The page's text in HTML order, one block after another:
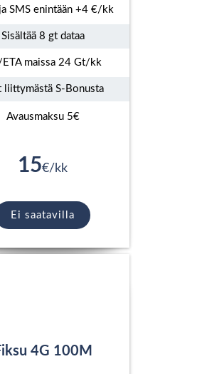
SMS enintään +4 €/kk
Sisältää 8 gt dataa
ETA maissa 24 Gt/kk
liittymästä S-Bonusta
Avausmaksu 5€
15€/kk
Ei saatavilla
4G 100M